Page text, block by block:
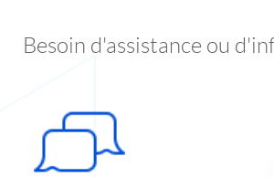
Besoin d'assistance ou